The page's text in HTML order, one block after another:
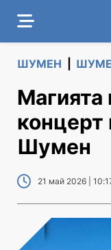
ШУМЕН
Магията
концерт
Шумен
21 май 2026 |